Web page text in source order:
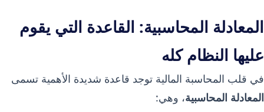
المعادلة المحاسبية: القاعدة التي يقوم
عليها النظام كله
في قلب المحاسبة المالية توجد قاعدة شديدة الأهمية تسمى
المعادلة المحاسبية، وهي: